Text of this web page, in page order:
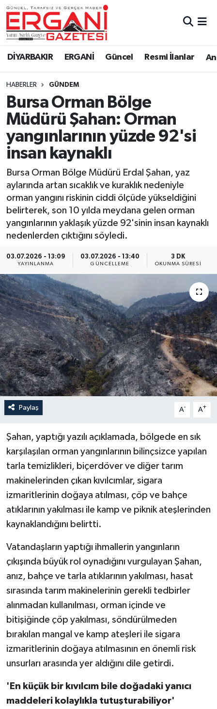
DİYARBAKIR ERGANİ Güncel Resmi İlanlar
HABERLER GÜNDEM
Bursa Orman Bölge
Müdürü Şahan: Orman
yangınlarının yüzde 92'si
insan kaynaklı
Bursa Orman Bölge Müdürü Erdal Şahan, yaz
aylarında artan sıcaklık ve kuraklık nedeniyle
orman yangını riskinin ciddi ölçüde yükseldiğini
belirterek, son 10 yılda meydana gelen orman
yangınlarının yaklaşık yüzde 92'sinin insan kaynaklı
nedenlerden çıktığını söyledi.
03.07.2026 - 13:09
YAYINLANMA
03.07.2026 - 13:40
GÜNCELLEME
3 DK
OKUNMA SÜRESI
Paylaş A- A+
Şahan, yaptığı yazılı açıklamada, bölgede en sık
karşılaşılan orman yangınlarının bilinçsizce yapılan
tarla temizlikleri, biçerdöver ve diğer tarım
makinelerinden çıkan kıvılcımlar, sigara
izmaritlerinin doğaya atılması, çöp ve bahçe
atıklarının yakılması ile kamp ve piknik ateşlerinden
kaynaklandığını belirtti.
Vatandaşların yaptığı ihmallerin yangınların
çıkışında büyük rol oynadığını vurgulayan Şahan,
anız, bahçe ve tarla atıklarının yakılması, hasat
sırasında tarım makinelerinin gerekli tedbirler
alınmadan kullanılması, orman içinde ve
bitişiğinde çöp yakılması, söndürülmeden
bırakılan mangal ve kamp ateşleri ile sigara
izmaritlerinin doğaya atılmasının en önemli risk
unsurları arasında yer aldığını dile getirdi.
'En küçük bir kıvılcım bile doğadaki yanıcı
maddeleri kolaylıkla tutuşturabiliyor'
DİYARBAKIR
BİSMİL
BAĞLAR
ERGANİ
Güncel
Eği̇ti̇m
Resmi İlanlar
Sağlık
Si̇yaset
Spor
Yaşam
Anali̇z
Bi̇li̇m & Teknoloji̇
Dünya
Eği̇ti̇m
Ergani Nöbetçi Eczaneler
Ergani Hava Durumu
Ergani Trafik Yoğunluk Haritası
Süper Lig Puan Durumu ve Fikstür
Tüm Manşetler
Son Dakika Haberleri
Haber Arşivi